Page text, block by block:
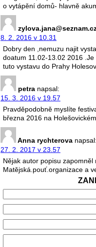
o vytápění domů- hlavně
8. 2. 2016 v 10.31
Dobry den ,nemuzu najit
doatum 11.02-13.02 2016
tuto vystavu do Prahy
petra napsal:
15. 3. 2016 v 19.57
Pravděpodobně myslíte
března 2016 na
Anna rychterova
27. 2. 2017 v 23.57
Nějak autor popisu
Matějská.pouť.organizace a